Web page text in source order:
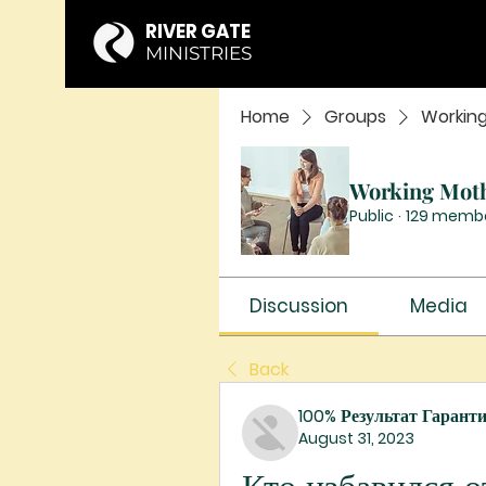
RIVER GATE
MINISTRIES
Home Groups
Working
Public · 129
Discussion Media
Back
100% Результат
August 31, 2023